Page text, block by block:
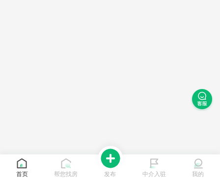
首页 帮您找房 发布 中介入驻 我的